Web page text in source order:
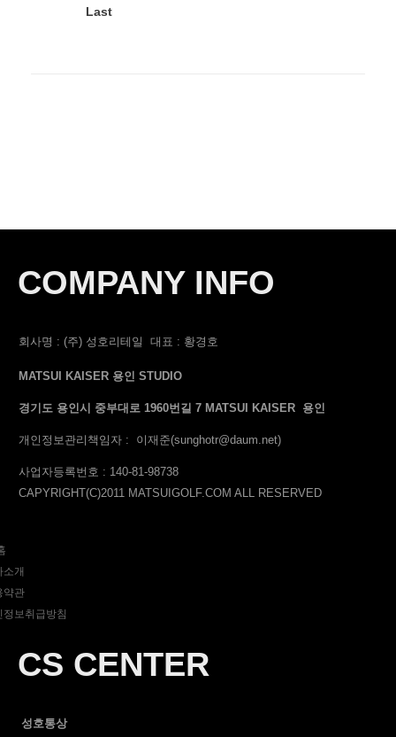
Last
COMPANY INFO
회사명 : (주) 성호리테일 대표 : 황경호
MATSUI KAISER 용인 STUDIO
경기도 용인시 중부대로 1960번길 7 MATSUI KAISER 용인
개인정보관리책임자 : 이재준(sunghotr@daum.net)
사업자등록번호 : 140-81-98738
CAPYRIGHT(C)2011 MATSUIGOLF.COM ALL RESERVED
소개
약관
정보취급방침
CS CENTER
성호통상